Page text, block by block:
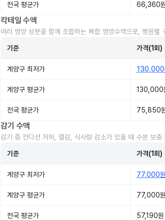
전국 평균가 66,360원
칵테일 수액
여러 영양 성분을 함께 조합하는 복합 영양수액으로, 병원별
기준 가격(1회)
계양구 최저가 130,000
계양구 평균가 130,000
전국 평균가 75,850
감기 수액
감기 중 컨디션 저하, 열감, 식사량 감소가 있을 때 수분 보충
기준 가격(1회)
계양구 최저가 77,000원
계양구 평균가 77,000원
전국 평균가 57,190원